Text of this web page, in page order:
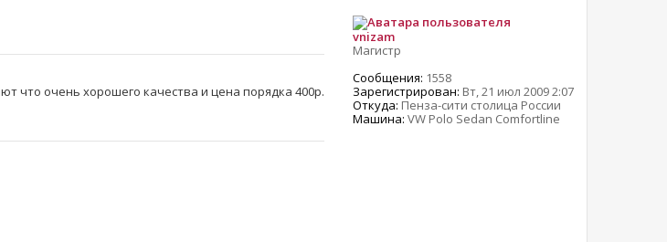
что очень хорошего качества и цена порядка 400р.
vnizam
Магистр
Сообщения: 1558
Зарегистрирован: Вт, 21 июл 2009 2:07
Откуда: Пенза-сити столица России
Машина: VW Polo Sedan Comfortline